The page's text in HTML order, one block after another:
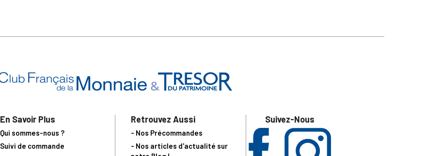
En Savoir Plus
Qui sommes-nous ?
Suivi de commande
Retrouvez Aussi
- Nos Précommandes
- Nos articles d'actualité sur
Suivez-Nous